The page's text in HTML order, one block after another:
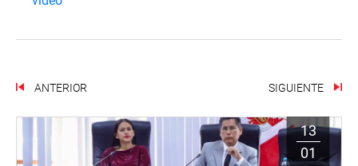
ANTERIOR SIGUIENTE
13
01